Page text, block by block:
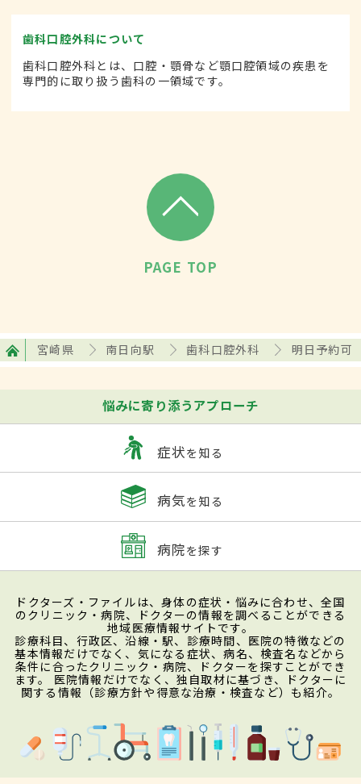
歯科口腔外科について
歯科口腔外科とは、口腔・顎骨など顎口腔領域の疾患を
専門的に取り扱う歯科の一領域です。
PAGE TOP
宮崎県 南日向駅 歯科口腔外科 明日予約可
悩みに寄り添うアプローチ
症状を知る
病気を知る
病院を探す
ドクターズ・ファイルは、身体の症状・悩みに合わせ、全国
のクリニック・病院、ドクターの情報を調べることができる
地域医療情報サイトです。
診療科目、行政区、沿線・駅、診療時間、医院の特徴などの
基本情報だけでなく、気になる症状、病名、検査名などから
条件に合ったクリニック・病院、ドクターを探すことができ
ます。 医院情報だけでなく、独自取材に基づき、ドクターに
関する情報（診療方針や得意な治療・検査など）も紹介。